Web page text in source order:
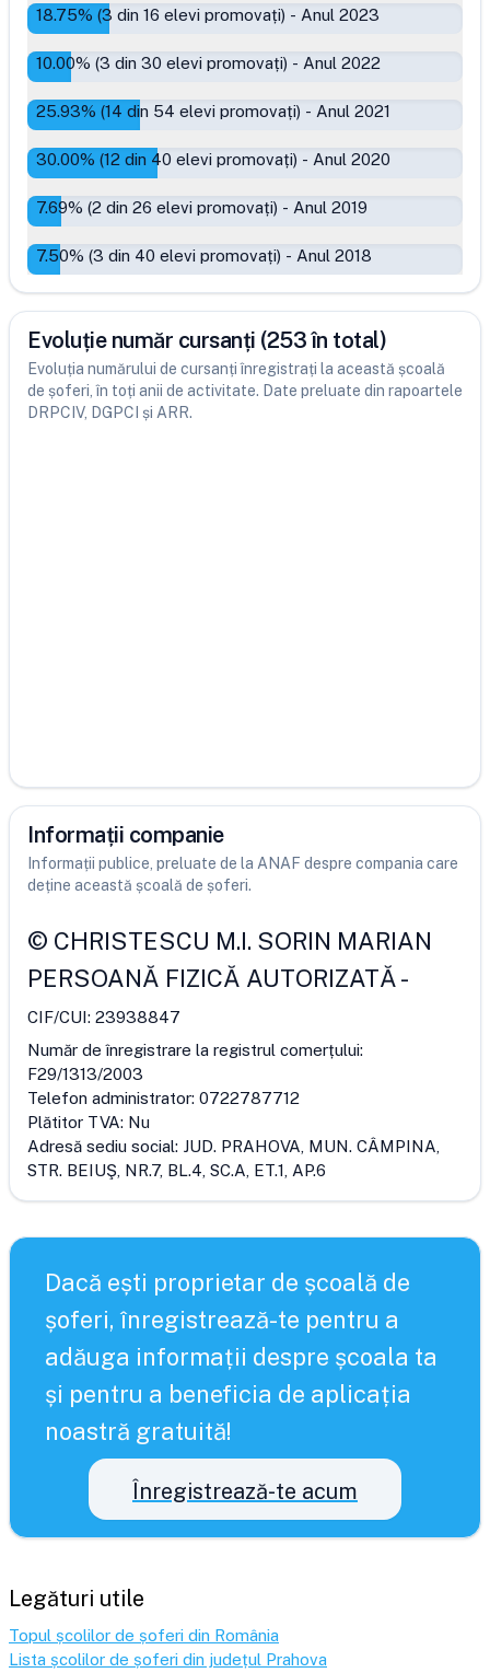
18.75% (3 din 16 elevi promovați) - Anul 2023
10.00% (3 din 30 elevi promovați) - Anul 2022
25.93% (14 din 54 elevi promovați) - Anul 2021
30.00% (12 din 40 elevi promovați) - Anul 2020
7.69% (2 din 26 elevi promovați) - Anul 2019
7.50% (3 din 40 elevi promovați) - Anul 2018
Evoluție număr cursanți (253 în total)
Evoluția numărului de cursanți înregistrați la această școală
de șoferi, în toți anii de activitate. Date preluate din rapoartele
DRPCIV, DGPCI și ARR.
Informații companie
Informații publice, preluate de la ANAF despre compania care
deține această școală de șoferi.
© CHRISTESCU M.I. SORIN MARIAN
PERSOANĂ FIZICĂ AUTORIZATĂ-
CIF/CUI: 23938847
Număr de înregistrare la registrul comerțului:
F29/1313/2003
Telefon administrator: 0722787712
Plătitor TVA: Nu
Adresă sediu social: JUD. PRAHOVA, MUN. CÂMPINA,
STR. BEIUŞ, NR.7, BL.4, SC.A, ET.1, AP.6
Dacă ești proprietar de școală de
șoferi, înregistrează-te pentru a
adăuga informații despre școala ta
și pentru a beneficia de aplicația
noastră gratuită!
Înregistrează-te acum
Legături utile
Topul școlilor de șoferi din România
Lista școlilor de șoferi din județul Prahova